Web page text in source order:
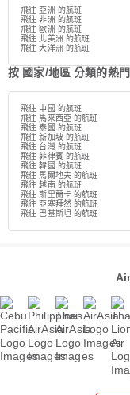
飛往 亞洲 的航班
飛往 非洲 的航班
飛往 歐洲 的航班
飛往 北美洲 的航班
飛往 大洋洲 的航班
按 國家/地區 分類的熱
飛往 中國 的航班
飛往 馬來西亞 的航班
飛往 泰國 的航班
飛往 新加坡 的航班
飛往 台灣 的航班
飛往 菲律賓 的航班
飛往 韓國 的航班
飛往 馬爾地夫 的航班
飛往 越南 的航班
飛往 斯里蘭卡 的航班
飛往 亞塞拜然 的航班
飛往 巴基斯坦 的航班